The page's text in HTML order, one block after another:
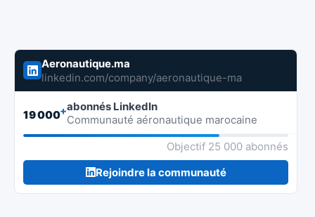
Aeronautique.ma
linkedin.com/company/aeronautique-ma
19 000+abonnés LinkedIn
Communauté aéronautique marocaine
Objectif 25 000 abonnés
Rejoindre la communauté